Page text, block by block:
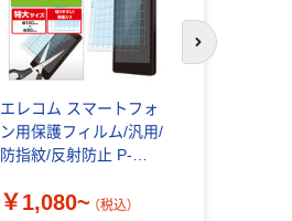
エレコム スマートフォ
ン用保護フィルム/汎用/
防指紋/反射防止 P-
￥1,080~ （税込）
次のスライド